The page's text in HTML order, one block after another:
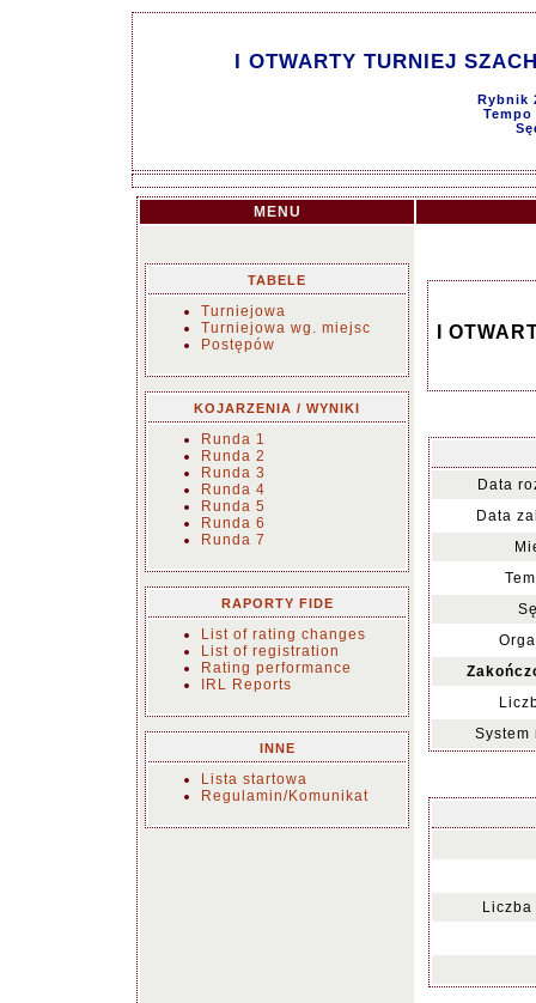
I OTWARTY TURNIEJ
Rybnik
MENU
TABELE
Turniejowa
Turniejowa wg. miejsc
Postępów
KOJARZENIA / WYNIKI
Runda 1
Runda 2
Runda 3
Runda 4
Runda 5
Runda 6
Runda 7
RAPORTY FIDE
List of rating changes
List of registration
Rating performance
IRL Reports
INNE
Lista startowa
Regulamin/Komunikat
I
Data
Data
System